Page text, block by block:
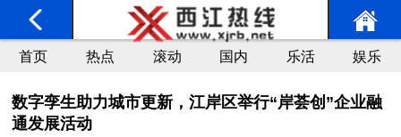
首页 热点 滚动 国内 乐活 娱乐
数字孪生助力城市更新，江岸区举行“岸荟创”企业融
通发展活动